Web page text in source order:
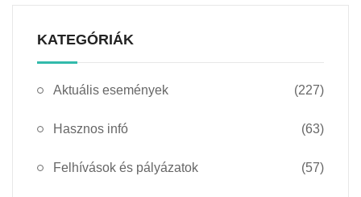
KATEGÓRIÁK
Aktuális események (227)
Hasznos infó (63)
Felhívások és pályázatok (57)